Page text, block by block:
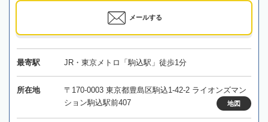
メールする
最寄駅 JR・東京メトロ「駒込駅」徒歩1分
所在地
〒170-0003 東京都豊島区駒込1-42-2 ライオンズマン
ション駒込駅前407
地図